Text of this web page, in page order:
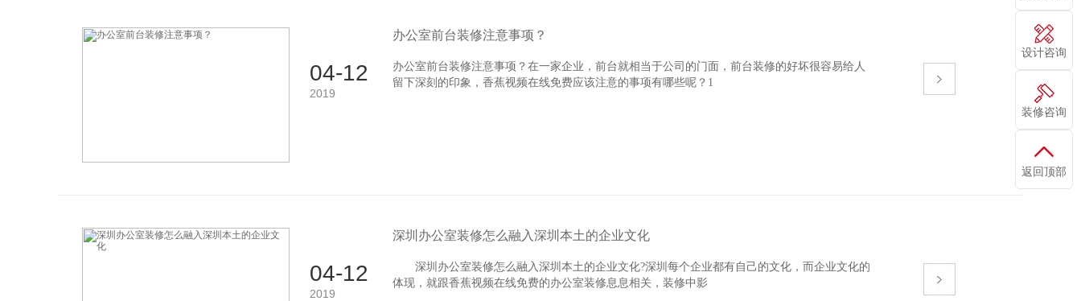
04-12
2019
办公室前台装修注意事项？
办公室前台装修注意事项？在一家企业，前台就相当于公司的门面，前台装修的好坏很容易给人
留下深刻的印象，香蕉视频在线免费应该注意的事项有哪些呢？1
04-12
2019
深圳办公室装修怎么融入深圳本土的企业文化
深圳办公室装修怎么融入深圳本土的企业文化?深圳每个企业都有自己的文化，而企业文化的
体现，就跟香蕉视频在线免费的办公室装修息息相关，装修中影
设计咨询
装修咨询
返回顶部